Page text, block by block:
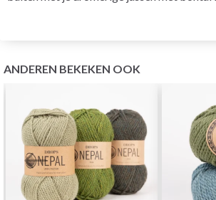
ANDEREN BEKEKEN OOK